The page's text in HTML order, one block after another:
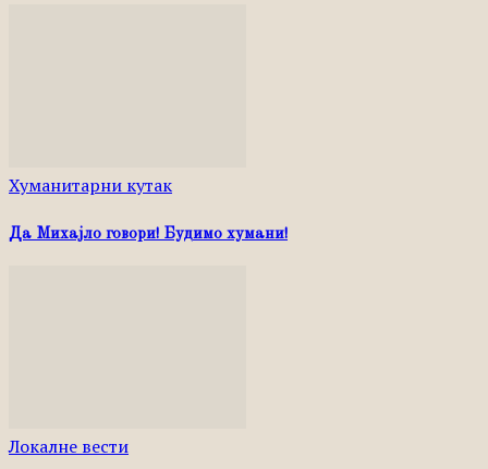
Хуманитарни кутак
Да Михајло говори! Будимо хумани!
Локалне вести